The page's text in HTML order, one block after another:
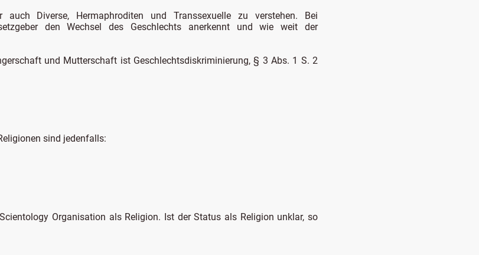
sind jedenfalls:
Organisation als Religion. Ist der Status als Religion unklar, so
Diverse, Hermaphroditen und Transsexuelle zu verstehen. Bei
den Wechsel des Geschlechts anerkennt und wie weit der
und Mutterschaft ist Geschlechtsdiskriminierung, § 3 Abs. 1 S. 2